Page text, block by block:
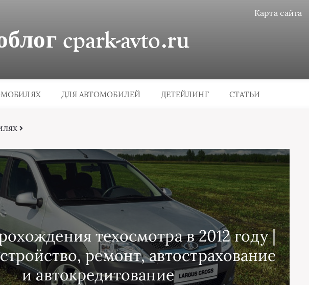
Карта сайта
cpark-avto.ru
ДЛЯ АВТОМОБИЛЕЙ ДЕТЕЙЛИНГ СТАТЬИ
техосмотра в 2012 году |
ремонт, автострахование
и автокредитование